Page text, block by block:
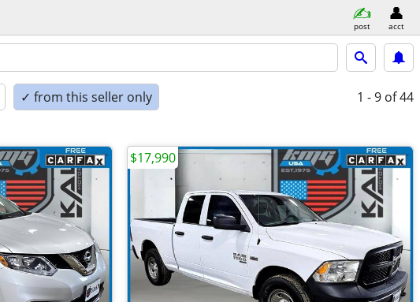
post acct
✓ from this seller only 1 - 9 of 44
$17,990